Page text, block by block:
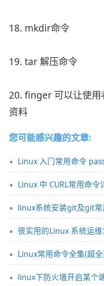
18. mkdir命令
19. tar 解压命令
20. finger 可以让使用
资料
您可能感兴趣的文章:
Linux 入门常用命令
Linux 中 CURL常用命令
linux系统安装git及git常
很实用的Linux 系统运
Linux常用命令全集(超